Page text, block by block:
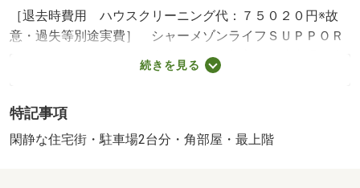
［退去時費用 ハウスクリーニング代：７５０２０円※故
意・過失等別途実費］ シャーメゾンライフＳＵＰＰＯＲ
Ｔ２４（月額１３２０円税込）へ別途加入要／駐車場２台
目３３００円（税込）／【※駐車場区画は変更になる場合
です ＮＯ：１００３３５６５３３・賃貸保証等：加入要
（家賃保証契約要／初回：３３０００円、毎月：支払額の
続きを見る
特記事項
閑静な住宅街・駐車場2台分・角部屋・最上階